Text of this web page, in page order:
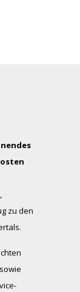
zu den